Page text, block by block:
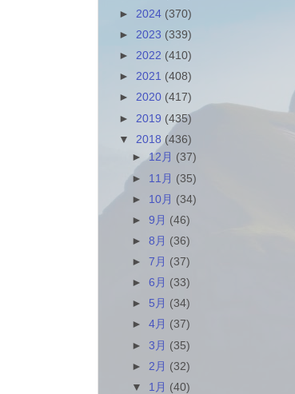
► 2024 (370)
► 2023 (339)
► 2022 (410)
► 2021 (408)
► 2020 (417)
► 2019 (435)
▼ 2018 (436)
►12月 (37)
► 11月 (35)
► 10月 (34)
►9月 (46)
►8月 (36)
►7月 (37)
►6月 (33)
► 5月 (34)
►4月 (37)
►3月 (35)
► 2月 (32)
▼ 1月 (40)